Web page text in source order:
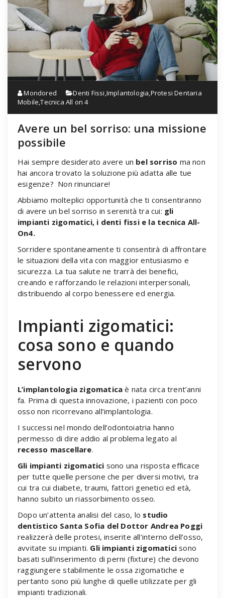
Mondored Denti Fissi,Implantologia,Protesi Dentaria
Mobile,Tecnica All on 4
Avere un bel sorriso: una missione
possibile
Hai sempre desiderato avere un bel sorriso ma non
hai ancora trovato la soluzione più adatta alle tue
esigenze? Non rinunciare!
Abbiamo molteplici opportunità che ti consentiranno
di avere un bel sorriso in serenità tra cui: gli
impianti zigomatici, i denti fissi e la tecnica All-
On4.
Sorridere spontaneamente ti consentirà di affrontare
le situazioni della vita con maggior entusiasmo e
sicurezza. La tua salute ne trarrà dei benefici,
creando e rafforzando le relazioni interpersonali,
distribuendo al corpo benessere ed energia.
Impianti zigomatici:
cosa sono e quando
servono
L’implantologia zigomatica è nata circa trent’anni
fa. Prima di questa innovazione, i pazienti con poco
osso non ricorrevano all’implantologia.
I successi nel mondo dell’odontoiatria hanno
permesso di dire addio al problema legato al
recesso mascellare.
Gli impianti zigomatici sono una risposta efficace
per tutte quelle persone che per diversi motivi, tra
cui tra cui diabete, traumi, fattori genetici ed età,
hanno subito un riassorbimento osseo.
Dopo un’attenta analisi del caso, lo studio
dentistico Santa Sofia del Dottor Andrea Poggi
realizzerà delle protesi, inserite all’interno dell’osso,
avvitate su impianti. Gli impianti zigomatici sono
basati sull’inserimento di perni (fixture) che devono
raggiungere stabilmente le ossa zigomatiche e
pertanto sono più lunghe di quelle utilizzate per gli
impianti tradizionali.